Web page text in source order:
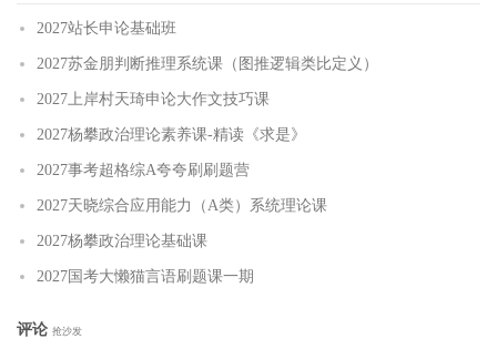
2027站长申论基础班
2027苏金朋判断推理系统课（图推逻辑类比定义）
2027上岸村天琦申论大作文技巧课
2027杨攀政治理论素养课-精读《求是》
2027事考超格综A夸夸刷刷题营
2027天晓综合应用能力（A类）系统理论课
2027杨攀政治理论基础课
2027国考大懒猫言语刷题课一期
评论 抢沙发